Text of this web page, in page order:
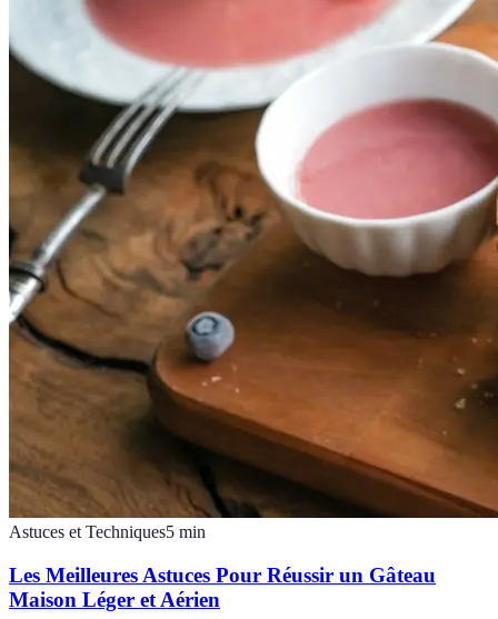
Astuces et Techniques5 min
Les Meilleures Astuces Pour Réussir un Gâteau
Maison Léger et Aérien